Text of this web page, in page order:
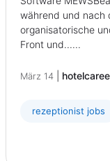
während und nach
organisatorische
Front und......
März 14
rezeptionist jobs